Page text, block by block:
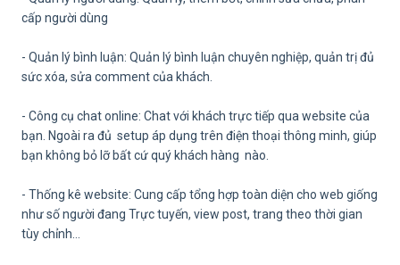
cấp người dùng
- Quản lý bình luận: Quản lý bình luận chuyên nghiệp, quản trị đủ
sức xóa, sửa comment của khách.
- Công cụ chat online: Chat với khách trực tiếp qua website của
bạn. Ngoài ra đủ setup áp dụng trên điện thoại thông minh, giúp
bạn không bỏ lỡ bất cứ quý khách hàng nào.
- Thống kê website: Cung cấp tổng hợp toàn diện cho web giống
như số người đang Trực tuyến, view post, trang theo thời gian
tùy chỉnh…